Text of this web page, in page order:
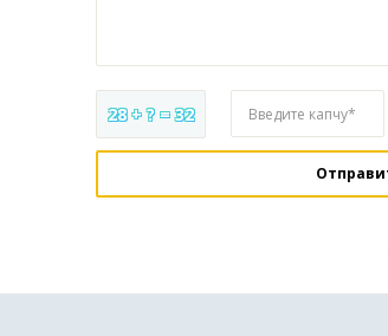
28 + ? = 32 Введите капчу*